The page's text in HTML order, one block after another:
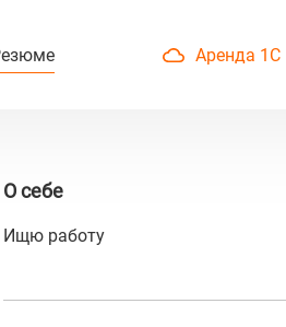
Аренда 1С
О себе
Ищю работу